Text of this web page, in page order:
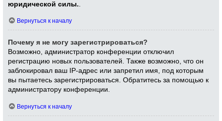
юридической силы.
Вернуться к началу
Почему я не могу зарегистрироваться?
Возможно, администратор конференции отключил
регистрацию новых пользователей. Также возможно, что он
заблокировал ваш IP-адрес или запретил имя, под которым
вы пытаетесь зарегистрироваться. Обратитесь за помощью к
администратору конференции.
Вернуться к началу